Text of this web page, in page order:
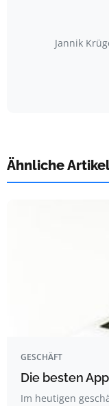
Jannik
Ähnliche
GESCHÄFT
Die besten
Im heutigen